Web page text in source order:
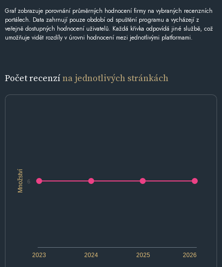
Graf zobrazuje porovnání průměrných hodnocení firmy na vybraných recenzních
portálech. Data zahrnují pouze období od spuštění programu a vycházejí z
veřejně dostupných hodnocení uživatelů. Každá křivka odpovídá jiné službě, což
umožňuje vidět rozdíly v úrovni hodnocení mezi jednotlivými platformami.
Počet recenzína jednotlivých stránkách
Množství
2024 2026
2023 2025
6